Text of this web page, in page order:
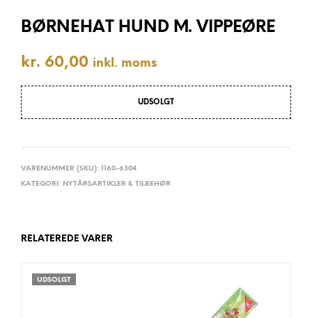
BØRNEHAT HUND M. VIPPEØRE
kr. 60,00 inkl. moms
UDSOLGT
VARENUMMER (SKU): 1160-6304
KATEGORI: NYTÅRSARTIKLER & TILBEHØR
RELATEREDE VARER
UDSOLGT